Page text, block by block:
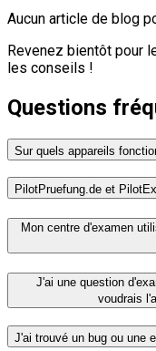
Aucun article de blog
Revenez bientôt pour
les conseils !
Questions
Sur quels appareils
PilotPruefung.de et
Mon centre d'examen
J'ai une question
voudrais
J'ai trouvé un bug ou une